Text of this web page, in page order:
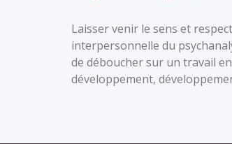
Laisser venir le sens et
interpersonnelle du
de déboucher sur un travail
développement,